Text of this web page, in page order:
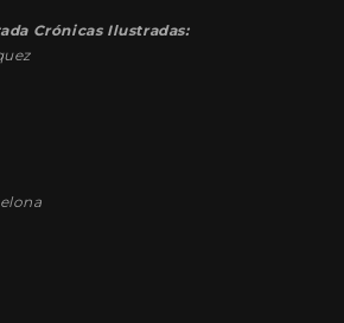
Crónicas Ilustradas: